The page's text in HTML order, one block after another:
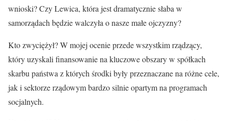
wnioski? Czy Lewica, która jest dramatycznie słaba w
samorządach będzie walczyła o nasze małe ojczyzny?
Kto zwyciężył? W mojej ocenie przede wszystkim rządzący,
który uzyskali finansowanie na kluczowe obszary w spółkach
skarbu państwa z których środki były przeznaczane na różne cele,
jak i sektorze rządowym bardzo silnie opartym na programach
socjalnych.